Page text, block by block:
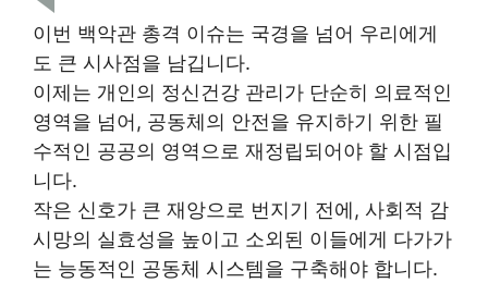
이번 백악관 총격 이슈는 국경을 넘어 우리에게
도 큰 시사점을 남깁니다.
이제는 개인의 정신건강 관리가 단순히 의료적인
영역을 넘어, 공동체의 안전을 유지하기 위한 필
수적인 공공의 영역으로 재정립되어야 할 시점입
니다.
작은 신호가 큰 재앙으로 번지기 전에, 사회적 감
시망의 실효성을 높이고 소외된 이들에게 다가가
는 능동적인 공동체 시스템을 구축해야 합니다.